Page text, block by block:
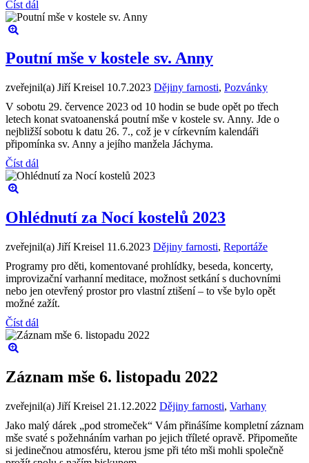
Číst dál
Poutní mše v kostele sv. Anny
zveřejnil(a) Jiří Kreisel 10.7.2023 Dějiny farnosti, Pozvánky
V sobotu 29. července 2023 od 10 hodin se bude opět po třech
letech konat svatoanenská poutní mše v kostele sv. Anny. Jde o
nejbližší sobotu k datu 26. 7., což je v církevním kalendáři
připomínka sv. Anny a jejího manžela Jáchyma.
Číst dál
Ohlédnutí za Nocí kostelů 2023
zveřejnil(a) Jiří Kreisel 11.6.2023 Dějiny farnosti, Reportáže
Programy pro děti, komentované prohlídky, beseda, koncerty,
improvizační varhanní meditace, možnost setkání s duchovními
nebo jen otevřený prostor pro vlastní ztišení – to vše bylo opět
možné zažít.
Číst dál
Záznam mše 6. listopadu 2022
zveřejnil(a) Jiří Kreisel 21.12.2022 Dějiny farnosti, Varhany
Jako malý dárek „pod stromeček“ Vám přinášíme kompletní záznam
mše svaté s požehnáním varhan po jejich tříleté opravě. Připomeňte
si jedinečnou atmosféru, kterou jsme při této mši mohli společně